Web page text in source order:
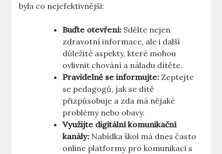
byla co nejefektivnější:
Buďte otevření: Sdělte nejen
zdravotní informace, ale i další
důležité aspekty, které mohou
ovlivnit chování a náladu dítěte.
Pravidelně se informujte: Zeptejte
se pedagogů, jak se dítě
přizpůsobuje a zda má nějaké
problémy nebo obavy.
Využijte digitální komunikační
kanály: Nabídka škol má dnes často
online platformy pro komunikaci s